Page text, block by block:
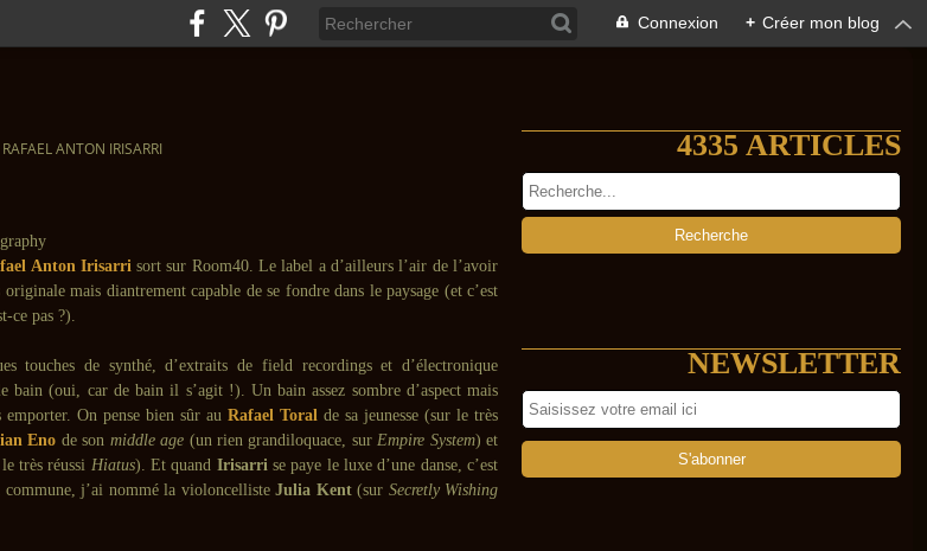
Connexion + Créer mon blog
RAFAEL ANTON IRISARRI
Anton Irisarrisort sur Room40. Le label a d’ailleurs l’air de l’avoir
mais diantrement capable de se fondre dans le paysage (et c’est
ce pas ?).
touches de synthé, d’extraits de field recordings et d’électronique
bain (oui, car de bain il s’agit !). Un bain assez sombre d’aspect mais
On pense bien sûr au Rafael Toral de sa jeunesse (sur le très
Eno de son middle age (un rien grandiloquace, surEmpire System) et
très réussi Hiatus). Et quand Irisarrise paye le luxe d’une danse, c’est
commune, j’ai nommé la violoncelliste Julia Kent(sur Secretly Wishing
4335 ARTICLES
NEWSLETTER